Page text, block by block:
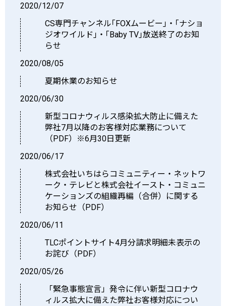
2020/12/07
CS専門チャンネル｢FOXムービー｣・｢ナショ
ジオワイルド｣・｢Baby TV｣放送終了のお知
らせ
2020/08/05
夏期休業のお知らせ
2020/06/30
新型コロナウィルス感染拡大防止に備えた
弊社7月以降のお客様対応業務について
（PDF）※6月30日更新
2020/06/17
株式会社いちはらコミュニティー・ネットワ
ーク・テレビと株式会社イースト・コミュニ
ケーションズの組織再編（合併）に関する
お知らせ（PDF）
2020/06/11
TLCポイントサイト4月分請求明細未表示の
お詫び（PDF）
2020/05/26
「緊急事態宣言」発令に伴い新型コロナウ
ィルス拡大に備えた弊社お客様対応につい